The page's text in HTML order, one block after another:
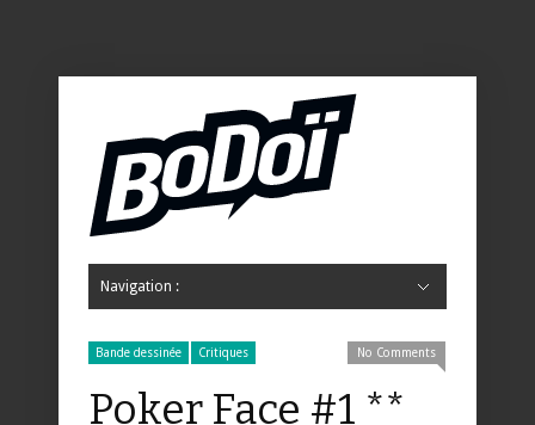
Navigation :
Bande dessinée Critiques No Comments
Poker Face #1 **